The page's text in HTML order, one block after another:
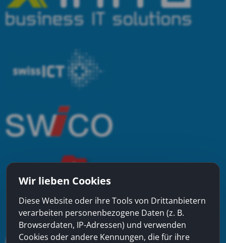
Wir lieben Cookies
Diese Website oder ihre Tools von Drittanbietern
verarbeiten personenbezogene Daten (z. B.
Browserdaten, IP-Adressen) und verwenden
Cookies oder andere Kennungen, die für ihre